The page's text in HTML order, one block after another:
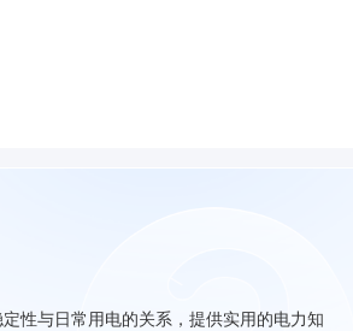
性与日常用电的关系，提供实用的电力知